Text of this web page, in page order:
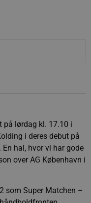
lørdag kl. 17.10 i
i deres debut på
hal, hvor vi har gode
over AG København i
som Super Matchen –